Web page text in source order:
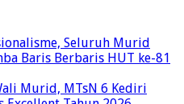
Seluruh Murid
Baris Berbaris HUT ke-81
Murid, MTsN 6 Kediri